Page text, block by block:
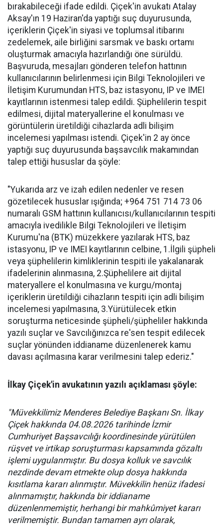
bırakabileceği ifade edildi. Çiçek'in avukatı Atalay
Aksay'ın 19 Haziran'da yaptığı suç duyurusunda,
içeriklerin Çiçek'in siyasi ve toplumsal itibarını
zedelemek, aile birliğini sarsmak ve baskı ortamı
oluşturmak amacıyla hazırlandığı öne sürüldü.
Başvuruda, mesajları gönderen telefon hattının
kullanıcılarının belirlenmesi için Bilgi Teknolojileri ve
İletişim Kurumundan HTS, baz istasyonu, IP ve IMEI
kayıtlarının istenmesi talep edildi. Şüphelilerin tespit
edilmesi, dijital materyallerine el konulması ve
görüntülerin üretildiği cihazlarda adli bilişim
incelemesi yapılması istendi. Çiçek'in 2 ay önce
yaptığı suç duyurusunda başsavcılık makamından
talep ettiği hususlar da şöyle:
"Yukarıda arz ve izah edilen nedenler ve resen
gözetilecek hususlar ışığında; +964 751 714 73 06
numaralı GSM hattının kullanıcısı/kullanıcılarının tespiti
amacıyla ivedilikle Bilgi Teknolojileri ve İletişim
Kurumu'na (BTK) müzekkere yazılarak HTS, baz
istasyonu, IP ve IMEI kayıtlarının celbine, 1.İlgili şüpheli
veya şüphelilerin kimliklerinin tespiti ile yakalanarak
ifadelerinin alınmasına, 2.Şüphelilere ait dijital
materyallere el konulmasına ve kurgu/montaj
içeriklerin üretildiği cihazların tespiti için adli bilişim
incelemesi yapılmasına, 3.Yürütülecek etkin
soruşturma neticesinde şüpheli/şüpheliler hakkında
yazılı suçlar ve Savcılığınızca re'sen tespit edilecek
suçlar yönünden iddianame düzenlenerek kamu
davası açılmasına karar verilmesini talep ederiz."
İlkay Çiçek'in avukatının yazılı açıklaması şöyle:
"Müvekkilimiz Menderes Belediye Başkanı Sn. İlkay
Çiçek hakkında 04.08.2026 tarihinde İzmir
Cumhuriyet Başsavcılığı koordinesinde yürütülen
rüşvet ve irtikap soruşturması kapsamında gözaltı
işlemi uygulanmıştır. Bu dosya kolluk ve savcılık
nezdinde devam etmekte olup dosya hakkında
kısıtlama kararı alınmıştır. Müvekkilin henüz ifadesi
alınmamıştır, hakkında bir iddianame
düzenlenmemiştir, herhangi bir mahkûmiyet kararı
verilmemiştir. Bundan tamamen ayrı olarak,